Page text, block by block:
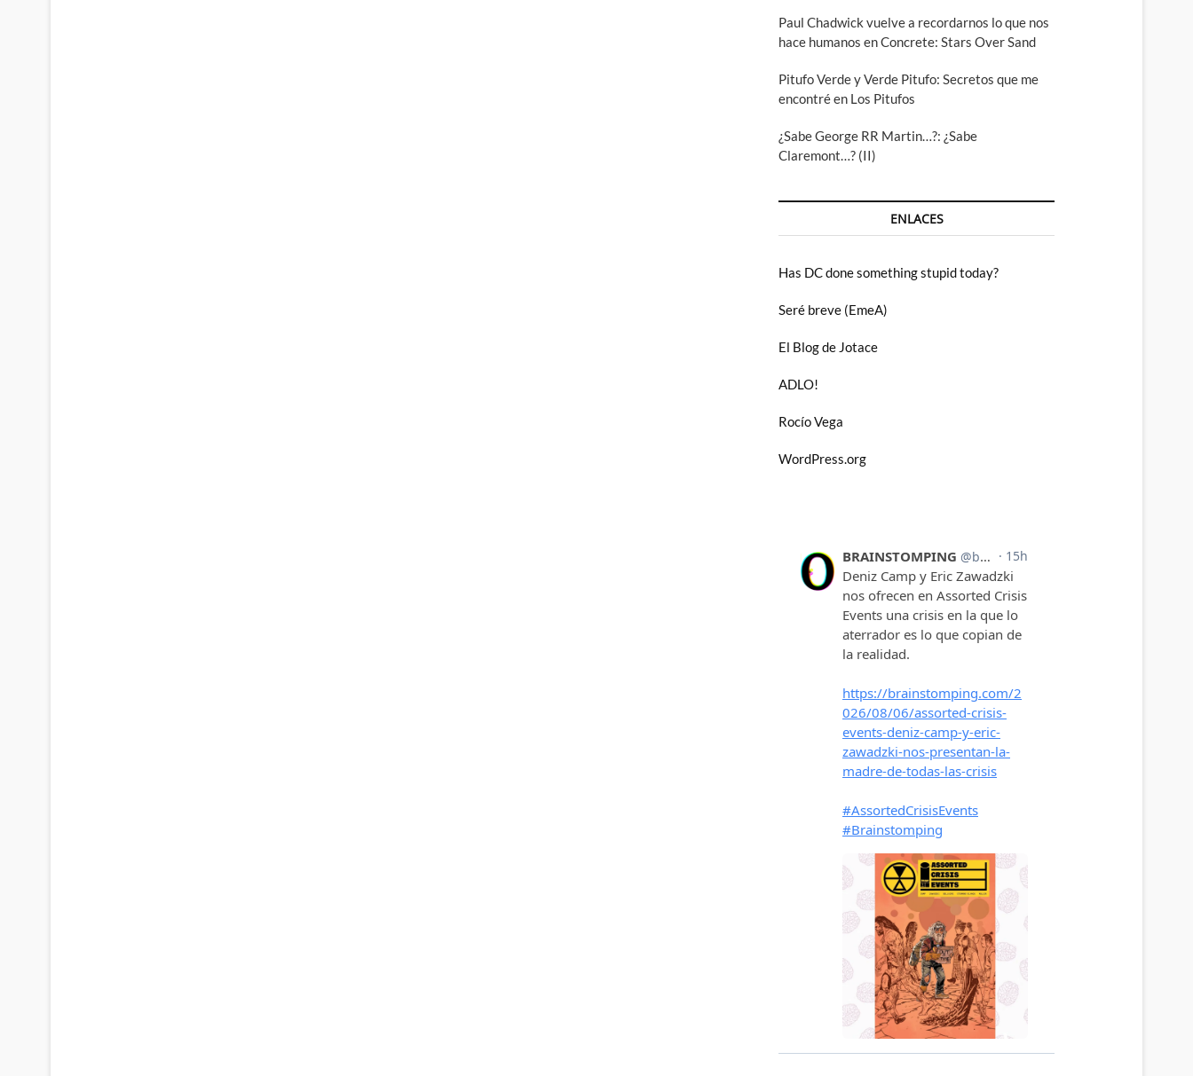
Paul Chadwick vuelve a recordarnos lo que nos
hace humanos en Concrete: Stars Over Sand
Pitufo Verde y Verde Pitufo: Secretos que me
encontré en Los Pitufos
¿Sabe George RR Martin…?: ¿Sabe
Claremont…? (II)
ENLACES
Has DC done something stupid today?
Seré breve (EmeA)
El Blog de Jotace
ADLO!
Rocío Vega
WordPress.org